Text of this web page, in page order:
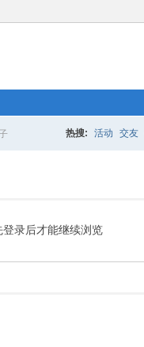
索
热搜: 活动 交友
登录后才能继续浏览